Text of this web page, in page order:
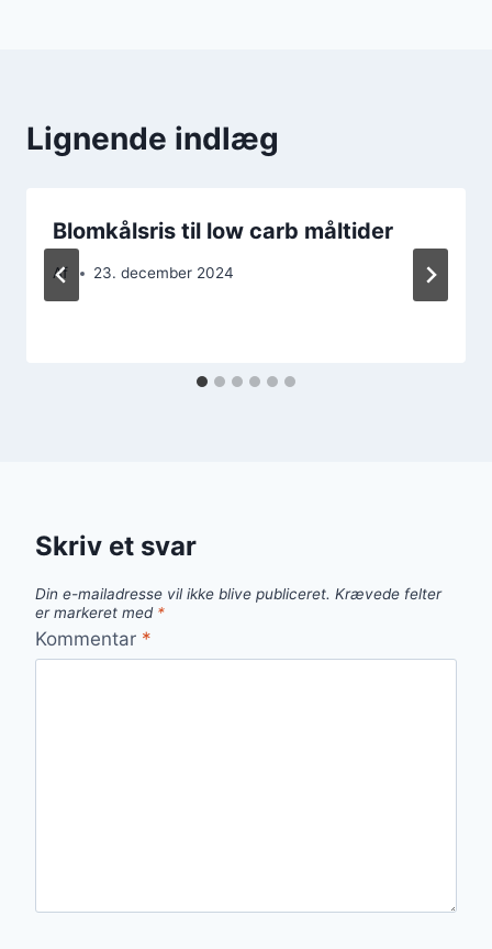
Lignende indlæg
Blomkålsris til low carb måltider
Af 23. december 2024
Skriv et svar
Din e-mailadresse vil ikke blive publiceret. Krævede felter
er markeret med *
Kommentar *